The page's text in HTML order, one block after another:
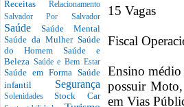
Receitas Relacionamento
Salvador Por Salvador
Saúde Saúde Mental
Saúde da Mulher Saúde
do Homem Saúde e
Beleza Saúde e Bem Estar
Saúde em Forma Saúde
infantil Segurança
SolenidadesStock Car
15 Vagas
Fiscal
Ensino
possuir
em Vias